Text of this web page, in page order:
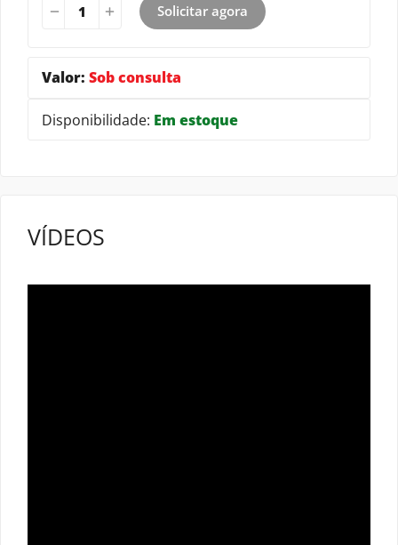
Solicitar agora
Valor: Sob consulta
Disponibilidade: Em estoque
VÍDEOS